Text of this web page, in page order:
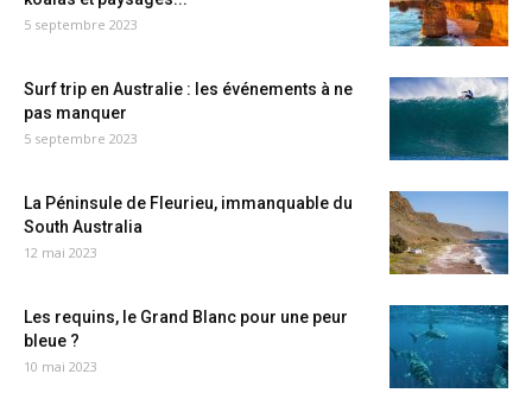
5 septembre 2023
Surf trip en Australie : les événements à ne
pas manquer
5 septembre 2023
La Péninsule de Fleurieu, immanquable du
South Australia
12 mai 2023
Les requins, le Grand Blanc pour une peur
bleue ?
10 mai 2023